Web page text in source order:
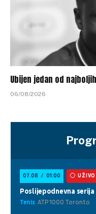
Ubijen jedan od
06/08/2026